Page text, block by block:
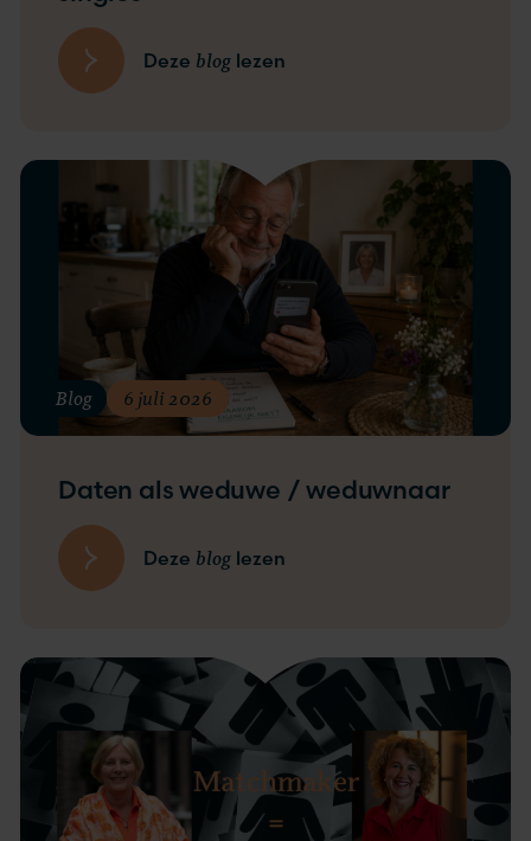
Deze blog lezen
Blog 6 juli 2026
Daten als weduwe / weduwnaar
Deze blog lezen